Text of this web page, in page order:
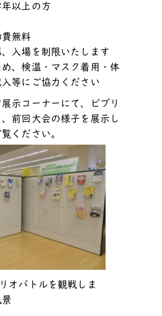
以上の方
無料
入場を制限いたします
、検温・マスク着用・体
等にご協力ください
示コーナーにて、ビブリ
前回大会の様子を展示し
ください。
オバトルを観戦しま